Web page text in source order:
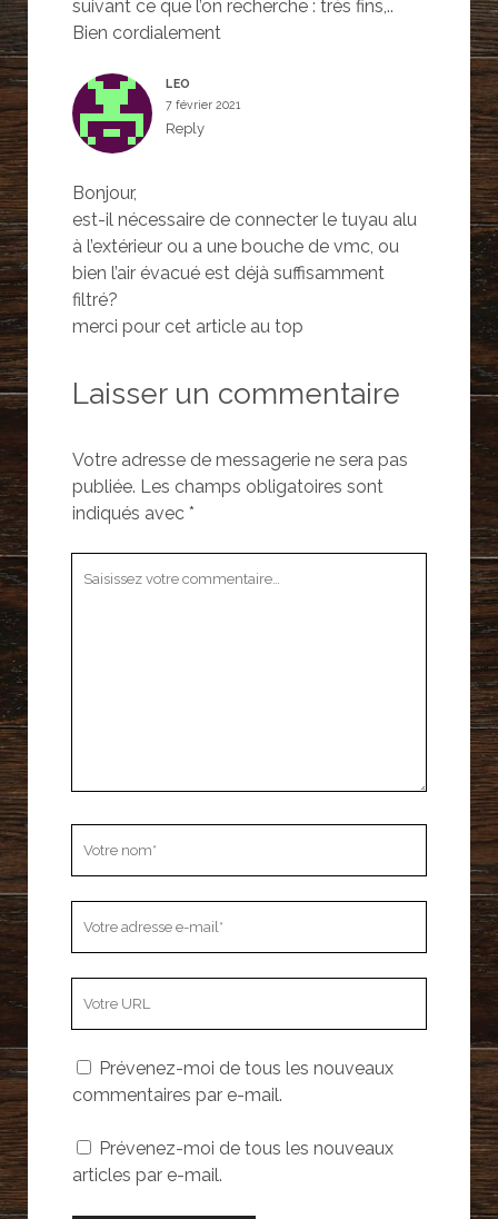
suivant ce que l’on recherche : très fins,..
Bien cordialement
LEO
7 février 2021
Reply
Bonjour,
est-il nécessaire de connecter le tuyau alu
à l’extérieur ou a une bouche de vmc, ou
bien l’air évacué est déjà suffisamment
filtré?
merci pour cet article au top
Laisser un commentaire
Votre adresse de messagerie ne sera pas
publiée. Les champs obligatoires sont
indiqués avec *
mail
votre
site
Prévenez-moi de tous les nouveaux
commentaires par e-mail.
Prévenez-moi de tous les nouveaux
articles par e-mail.